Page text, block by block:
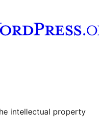
YouTube
na platforme Tumblr
intellectual property